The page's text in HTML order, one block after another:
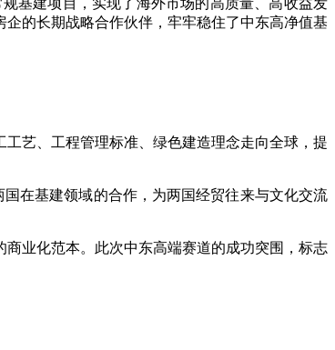
的长期战略合作伙伴，牢牢稳住了中东高净值基
艺、工程管理标准、绿色建造理念走向全球，提
在基建领域的合作，为两国经贸往来与文化交流
业化范本。此次中东高端赛道的成功突围，标志